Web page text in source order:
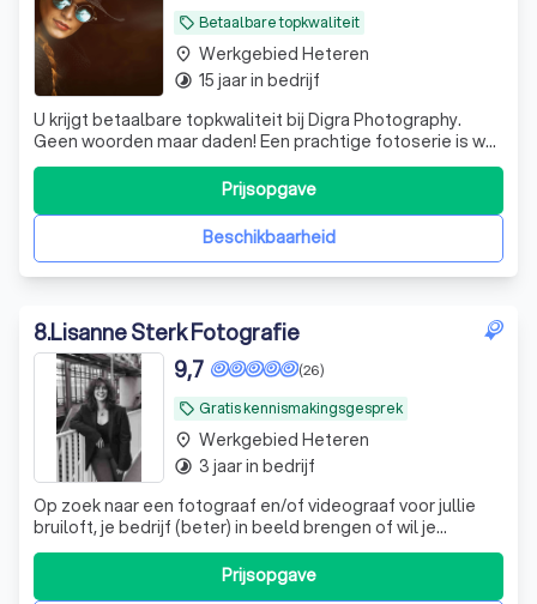
local_offer Betaalbare topkwaliteit
U krijgt betaalbare topkwaliteit bij Digra Photography.
Geen woorden maar daden! Een prachtige fotoserie is wat
u bij ons krijgt.
Beschikbaarheid
Prijsopgave
place Werkgebied Heteren
timelapse 15 jaar in bedrijf
8.Lisanne Sterk Fotografie
local_offer Gratis kennismakingsgesprek
(26)
9,7
Op zoek naar een fotograaf en/of videograaf voor jullie
bruiloft, je bedrijf (beter) in beeld brengen of wil je
feestelijke foto's van een evenement? Daar kan ik bij
Prijsopgave
place Werkgebied Heteren
timelapse 3 jaar in bedrijf